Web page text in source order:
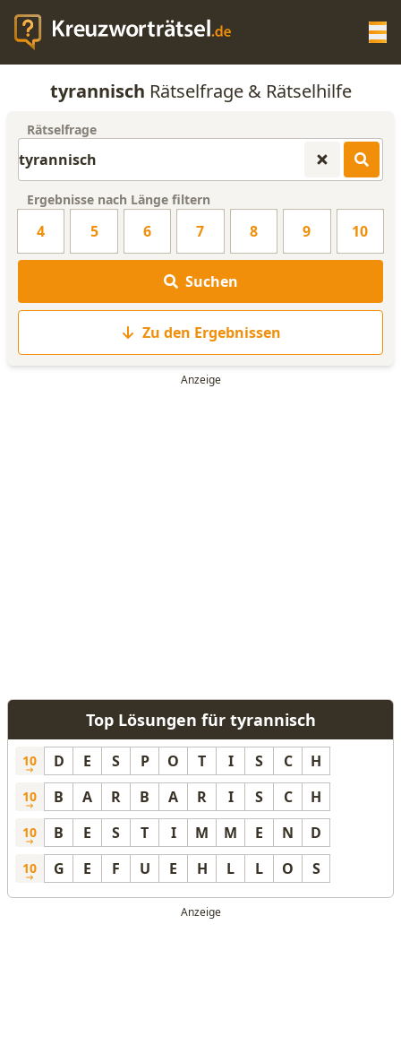
KREUZWORTRÄTSEL-HILFE
WORTLISTE
tyrannisch Rätselfrage & Rätselhilfe
Rätselfrage
Ergebnisse nach Länge filtern
4 5 6 7 8 9 10
Suchen
Zu den Ergebnissen
Top Lösungen für tyrannisch
10 D E S P O T I S C H
10 B A R B A R I S C H
10 B E S T I M M E N D
10 G E F U E H L L O S